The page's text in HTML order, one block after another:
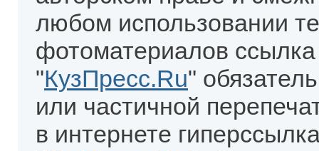
любом использовании
фотоматериалов
"КузПресс.Ru"
или частичной
в интернете